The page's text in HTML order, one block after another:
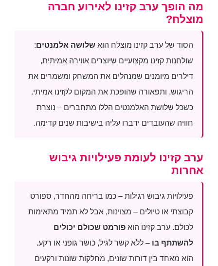
מה הופך ערב קזינו לאירוע חברה
מוצלח?
הסוד של ערב קזינו מוצלח הוא שלושה אלמנטים:
שולחנות קזינו מקצועיים שיוצרים אווירה אמיתית,
דילרים מיומנים שמנהלים את המשחק ומשמרים את
הריגוש, ותפאורה שהופכת את המקום לקזינו אמיתי.
כשכל שלושת האלמנטים הללו מתחברים – נוצרת
חוויה שהעובדים ידברו עליה בישיבות שנים קדימה.
ערב קזינו לעומת פעילויות גיבוש
אחרות
פעילויות גיבוש רגילות – כמו בריחה מהחדר, ספורט
קבוצתי או טיולים – מצוינות, אבל לא תמיד מתאימות
לכולם. ערב קזינו הוא פורמט שכולם יכולים
להשתתף בו – ללא קשר לגיל, כושר גופני או רקע.
הוא מאחד בין דורות שונים, מחלקות שונות ורקעים